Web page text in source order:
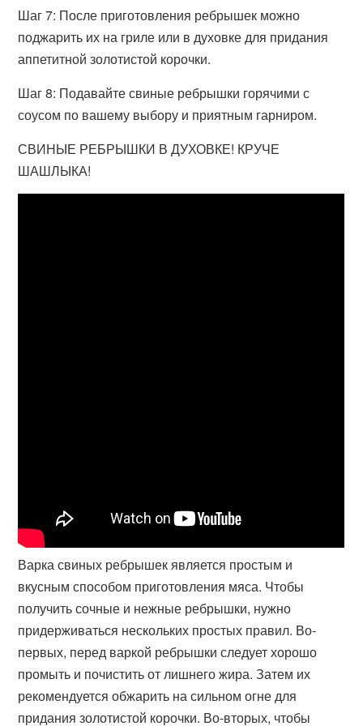
Шаг 7: После приготовления ребрышек можно
поджарить их на гриле или в духовке для придания
аппетитной золотистой корочки.
Шаг 8: Подавайте свиные ребрышки горячими с
соусом по вашему выбору и приятным гарниром.
СВИНЫЕ РЕБРЫШКИ В ДУХОВКЕ! КРУЧЕ
ШАШЛЫКА!
Варка свиных ребрышек является простым и
вкусным способом приготовления мяса. Чтобы
получить сочные и нежные ребрышки, нужно
придерживаться нескольких простых правил. Во-
первых, перед варкой ребрышки следует хорошо
промыть и почистить от лишнего жира. Затем их
рекомендуется обжарить на сильном огне для
придания золотистой корочки. Во-вторых, чтобы